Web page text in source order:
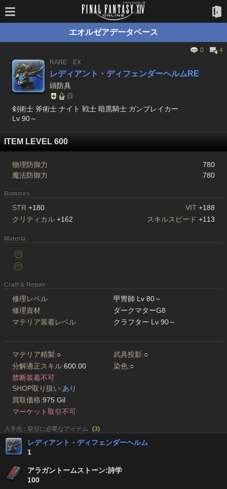
エオルゼアデータベース
0
4
RARE
EX
レディアント・ディフェンダーヘルムRE
頭防具
剣術士 斧術士 ナイト 戦士 暗黒騎士 ガンブレイカー
Lv 90～
ITEM LEVEL 600
物理防御力
780
魔法防御力
780
Bonuses
STR +180 VIT +188
クリティカル +162 スキルスピード +113
Materia
Craft & Repair
修理レベル
甲冑師 Lv 80～
修理資材
ダークマターG8
マテリア装着レベル
クラフター Lv 90～
マテリア精製:○ 武具投影:○
分解適正スキル:600.00 染色:○
禁断装着不可
SHOP取り扱い:あり
買取価格:975 Gil
マーケット取引不可
入手先 : 取引に必要なアイテム (3)
レディアント・ディフェンダーヘルム
1
アラガントームストーン:詩学
100